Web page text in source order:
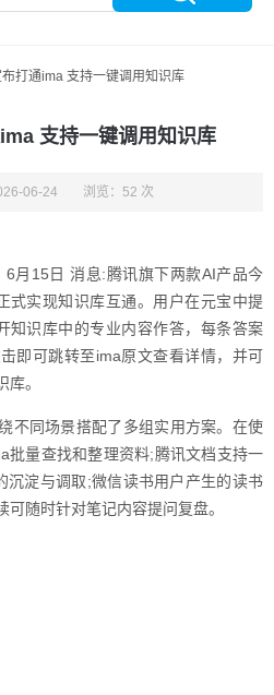
打通ima 支持一键调用知识库
支持一键调用知识库
06-24 浏览：52 次
月15日 消息:腾讯旗下两款AI产品今
式实现知识库互通。用户在元宝中提
知识库中的专业内容作答，每条答案
即可跳转至ima原文查看详情，并可
。
不同场景搭配了多组实用方案。在使
批量查找和整理资料;腾讯文档支持一
沉淀与调取;微信读书用户产生的读书
随时针对笔记内容提问复盘。